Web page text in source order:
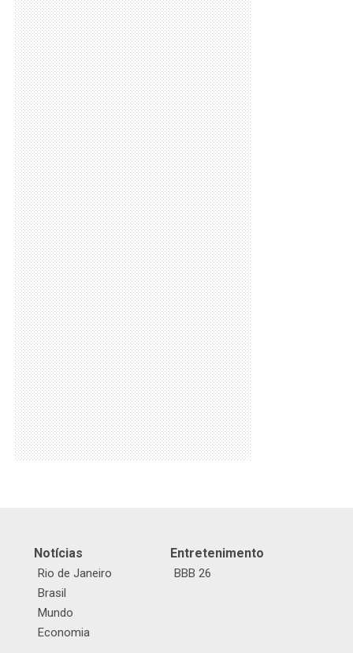
Notícias
Rio de Janeiro
Brasil
Mundo
Economia
Entretenimento
BBB 26